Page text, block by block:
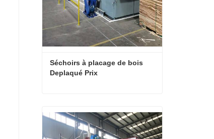
Séchoirs à placage de bois
Deplaqué Prix
Contact maintenant